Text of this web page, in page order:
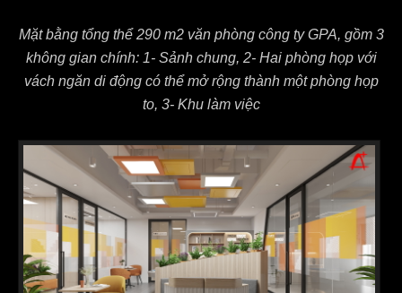
Mặt bằng tổng thể 290 m2 văn phòng công ty GPA, gồm 3
không gian chính: 1- Sảnh chung, 2- Hai phòng họp với
vách ngăn di động có thể mở rộng thành một phòng họp
to, 3- Khu làm việc